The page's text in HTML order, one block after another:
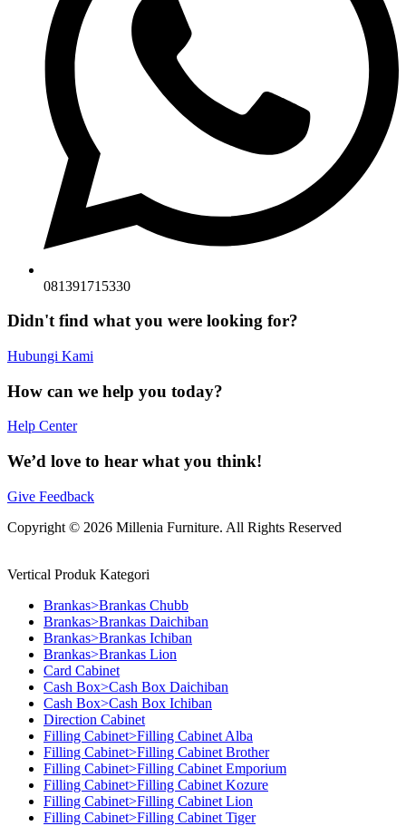
081391715330
Didn't find what you were looking for?
Hubungi Kami
How can we help you today?
Help Center
We’d love to hear what you think!
Give Feedback
Copyright © 2026 Millenia Furniture. All Rights Reserved
Vertical Produk Kategori
Brankas>Brankas Chubb
Brankas>Brankas Daichiban
Brankas>Brankas Ichiban
Brankas>Brankas Lion
Card Cabinet
Cash Box>Cash Box Daichiban
Cash Box>Cash Box Ichiban
Direction Cabinet
Filling Cabinet>Filling Cabinet Alba
Filling Cabinet>Filling Cabinet Brother
Filling Cabinet>Filling Cabinet Emporium
Filling Cabinet>Filling Cabinet Kozure
Filling Cabinet>Filling Cabinet Lion
Filling Cabinet>Filling Cabinet Tiger